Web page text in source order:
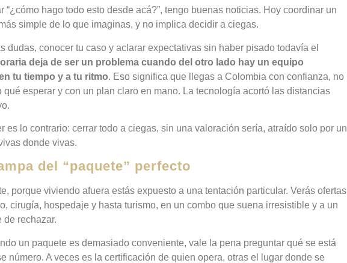
“¿cómo hago todo esto desde acá?”, tengo buenas noticias. Hoy coordinar un
simple de lo que imaginas, y no implica decidir a ciegas.
dudas, conocer tu caso y aclarar expectativas sin haber pisado todavía el
deja de ser un problema cuando del otro lado hay un equipo
tu tiempo y a tu ritmo. Eso significa que llegas a Colombia con confianza, no
esperar y con un plan claro en mano. La tecnología acortó las distancias
es lo contrario: cerrar todo a ciegas, sin una valoración sería, atraído solo por un
donde vivas.
del “paquete” perfecto
porque viviendo afuera estás expuesto a una tentación particular. Verás ofertas
cirugía, hospedaje y hasta turismo, en un combo que suena irresistible y a un
de rechazar.
un paquete es demasiado conveniente, vale la pena preguntar qué se está
número. A veces es la certificación de quien opera, otras el lugar donde se